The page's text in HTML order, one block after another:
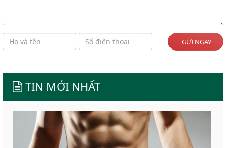
GỬI NGAY
TIN MỚI NHẤT